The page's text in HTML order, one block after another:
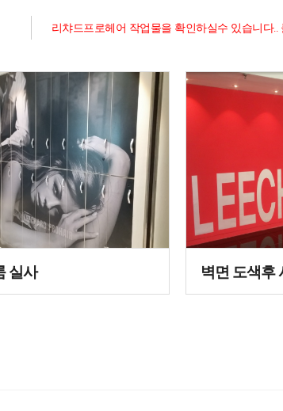
리챠드프로헤어 작업물을 확인하실수 있습니다..
실사 벽면 도색후